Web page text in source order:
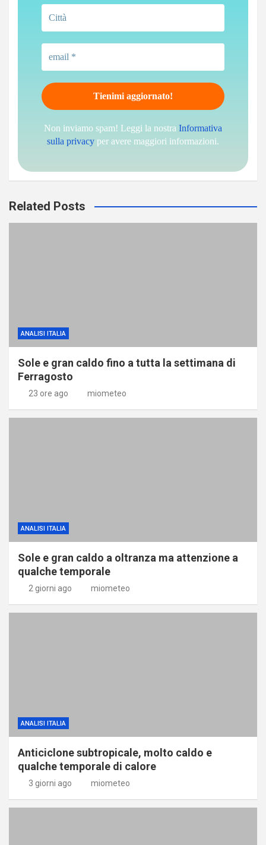
Non inviamo spam! Leggi la nostra Informativa
sulla privacy per avere maggiori informazioni.
Related Posts
ANALISI ITALIA
Sole e gran caldo fino a tutta la settimana di
Ferragosto
23 ore ago miometeo
ANALISI ITALIA
Sole e gran caldo a oltranza ma attenzione a
qualche temporale
2 giorni ago miometeo
ANALISI ITALIA
Anticiclone subtropicale, molto caldo e
qualche temporale di calore
3 giorni ago miometeo